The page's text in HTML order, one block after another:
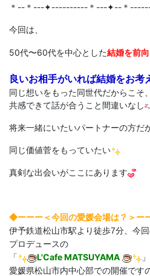
＊--＊---✦----------＊---✦--＊
今回 は、
50代〜60代を中心とした結婚を前
良いお相手がいれば結婚をお考
同じ想いをもった同世代だからこそ、
共感できて話が合うこと間違いなし
将来一緒にいたいパートナーの方だ
同じ価値菅をもっていたい
真剣な出会いがここにあります
◆ーーー＜今回の愛媛会場は？＞ー
伊予鉄道松山市駅より徒歩7分、今
プロデュースの
「
L'Cafe MATSUYAMA
愛媛県松山市内中心部での開催です